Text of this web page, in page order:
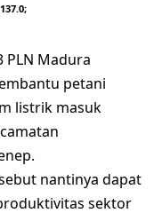
PLN Madura
petani
listrik masuk
nantinya dapat
sektor